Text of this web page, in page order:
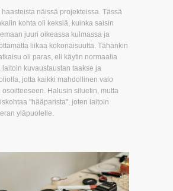
näissä projekteissa. Tässä
kohta oli keksiä, kuinka saisin
juuri oikeassa kulmassa ja
liikaa kokonaisuutta. Tähänkin
oli paras, eli käytin normaalia
kuvaustaustan taakse ja
jotta kaikki mahdollinen valo
Halusin siluetin, mutta
"hääparista", joten laitoin
yläpuolelle.